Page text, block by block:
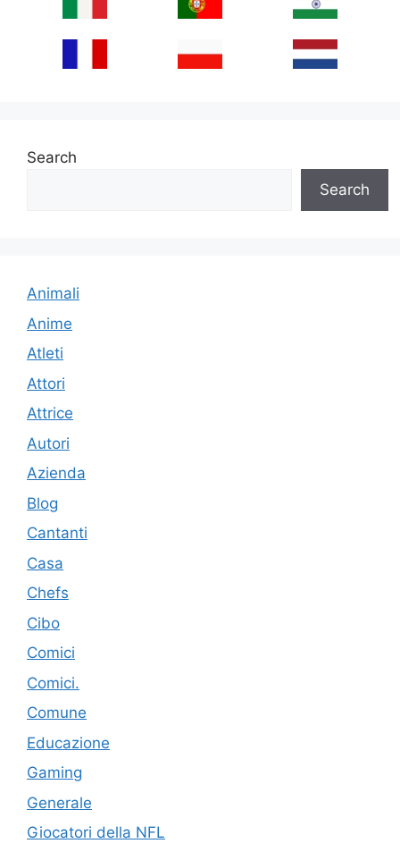
Search
Search
Animali
Anime
Atleti
Attori
Attrice
Autori
Azienda
Blog
Cantanti
Casa
Chefs
Cibo
Comici
Comici.
Comune
Educazione
Gaming
Generale
Giocatori della NFL